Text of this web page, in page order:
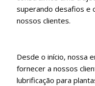
superando desafios e
nossos clientes.
Desde o início, nossa
fornecer a nossos
lubrificação para